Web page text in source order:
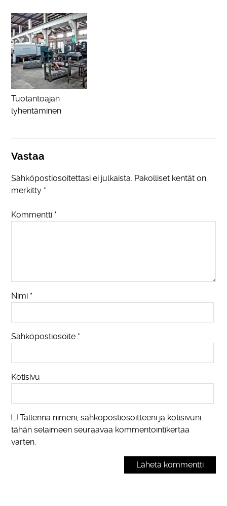
Tuotantoajan
lyhentäminen
Vastaa
Sähköpostiosoitettasi ei julkaista. Pakolliset kentät on
merkitty *
Kommentti *
Nimi *
Sähköpostiosoite *
Kotisivu
Tallenna nimeni, sähköpostiosoitteeni ja kotisivuni
tähän selaimeen seuraavaa kommentointikertaa
varten.